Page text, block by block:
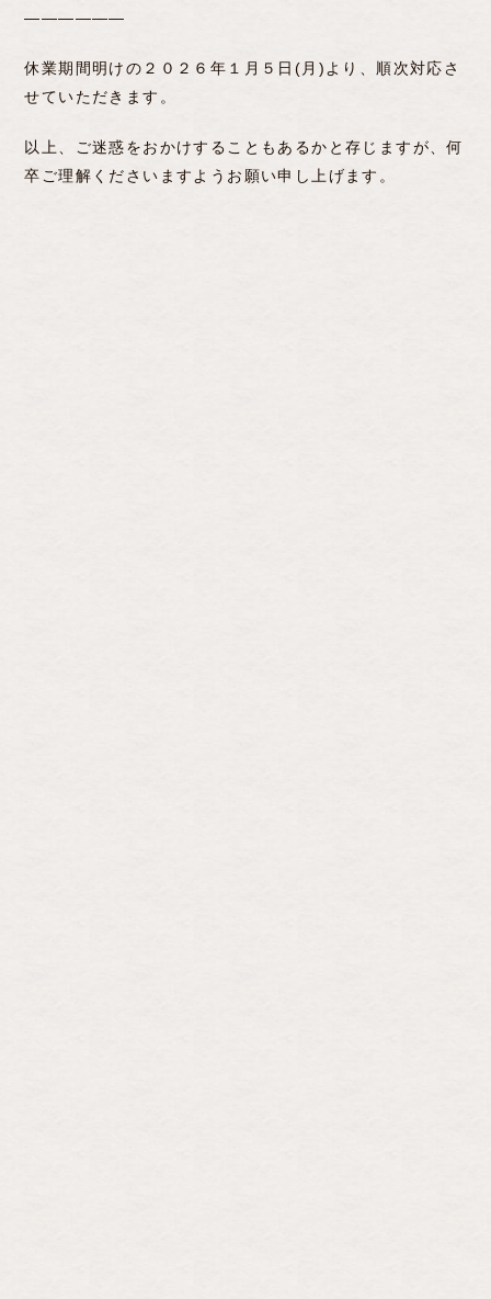
――――――
休業期間明けの２０２６年１月５日(月)より、順次対応さ
せていただきます。
以上、ご迷惑をおかけすることもあるかと存じますが、何
卒ご理解くださいますようお願い申し上げます。